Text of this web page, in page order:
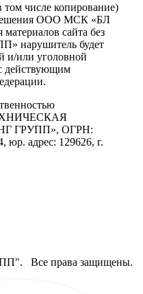
том числе копирование)
ООО МСК «БЛ
сайта без
нарушитель будет
и/или уголовной
действующим
ГРУПП», ОГРН:
юр. адрес: 129626, г.
Все права защищены.